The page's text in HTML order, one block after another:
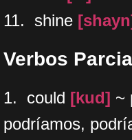
11. shine
Verbos
1. could [kud] ~
podríamos,